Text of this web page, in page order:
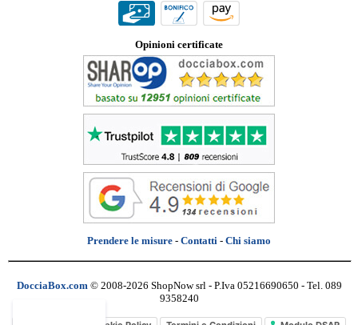
Opinioni certificate
Prendere le misure - Contatti - Chi siamo
DocciaBox.com © 2008-2026 ShopNow srl - P.Iva 05216690650 - Tel. 089
9358240